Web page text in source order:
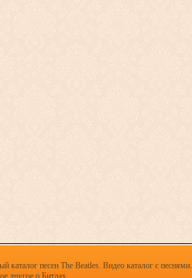
песен The Beatles. Видео каталог с песнями.
другое о Битлах.......